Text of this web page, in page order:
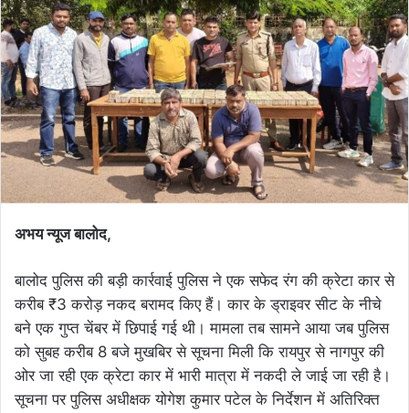
अभय न्यूज बालोद,
बालोद पुलिस की बड़ी कार्रवाई पुलिस ने एक सफेद रंग की क्रेटा कार से
करीब ₹3 करोड़ नकद बरामद किए हैं। कार के ड्राइवर सीट के नीचे
बने एक गुप्त चेंबर में छिपाई गई थी। मामला तब सामने आया जब पुलिस
को सुबह करीब 8 बजे मुखबिर से सूचना मिली कि रायपुर से नागपुर की
ओर जा रही एक क्रेटा कार में भारी मात्रा में नकदी ले जाई जा रही है।
सूचना पर पुलिस अधीक्षक योगेश कुमार पटेल के निर्देशन में अतिरिक्त